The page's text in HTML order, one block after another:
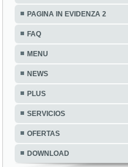
PAGINA IN EVIDENZA 2
FAQ
MENU
NEWS
PLUS
SERVICIOS
OFERTAS
DOWNLOAD